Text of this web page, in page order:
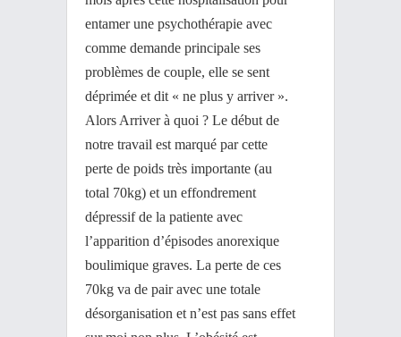
entamer une psychothérapie avec
comme demande principale ses
problèmes de couple, elle se sent
déprimée et dit « ne plus y arriver ».
Alors Arriver à quoi ? Le début de
notre travail est marqué par cette
perte de poids très importante (au
total 70kg) et un effondrement
dépressif de la patiente avec
l’apparition d’épisodes anorexique
boulimique graves. La perte de ces
70kg va de pair avec une totale
désorganisation et n’est pas sans effet